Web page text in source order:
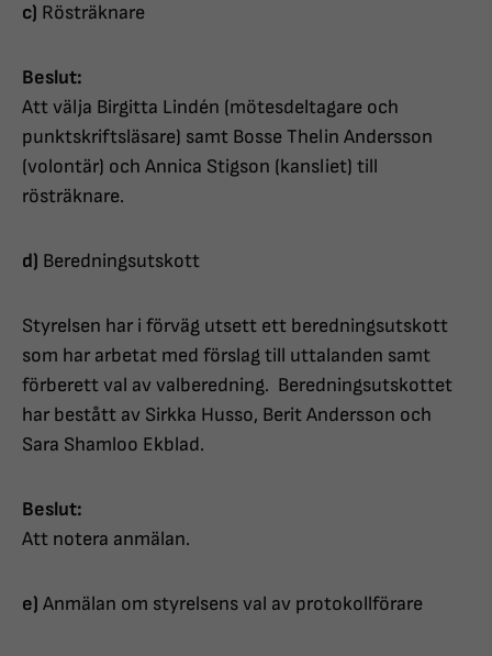
c) Rösträknare
Beslut:
Att välja Birgitta Lindén (mötesdeltagare och
punktskriftsläsare) samt Bosse Thelin Andersson
(volontär) och Annica Stigson (kansliet) till
rösträknare.
d) Beredningsutskott
Styrelsen har i förväg utsett ett beredningsutskott
som har arbetat med förslag till uttalanden samt
förberett val av valberedning. Beredningsutskottet
har bestått av Sirkka Husso, Berit Andersson och
Sara Shamloo Ekblad.
Beslut:
Att notera anmälan.
e) Anmälan om styrelsens val av protokollförare